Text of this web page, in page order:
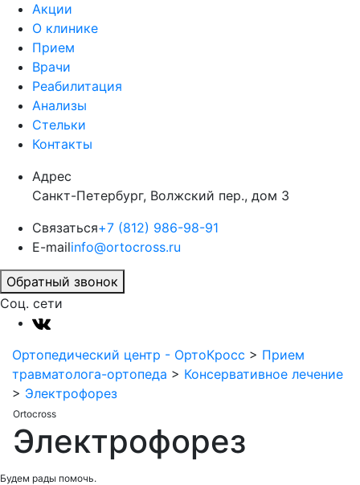
Акции
О клинике
Прием
Врачи
Реабилитация
Анализы
Стельки
Контакты
Адрес
Санкт-Петербург, Волжский пер., дом 3
Связаться+7 (812) 986-98-91
E-mailinfo@ortocross.ru
Обратный звонок
Соц. сети
Ортопедический центр - ОртоКросс > Прием
травматолога-ортопеда > Консервативное лечение
> Электрофорез
Ortocross
Электрофорез
Будем рады помочь.